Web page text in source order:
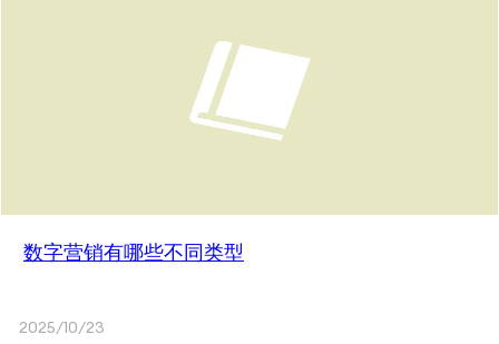
数字营销有哪些不同类型
2025/10/23